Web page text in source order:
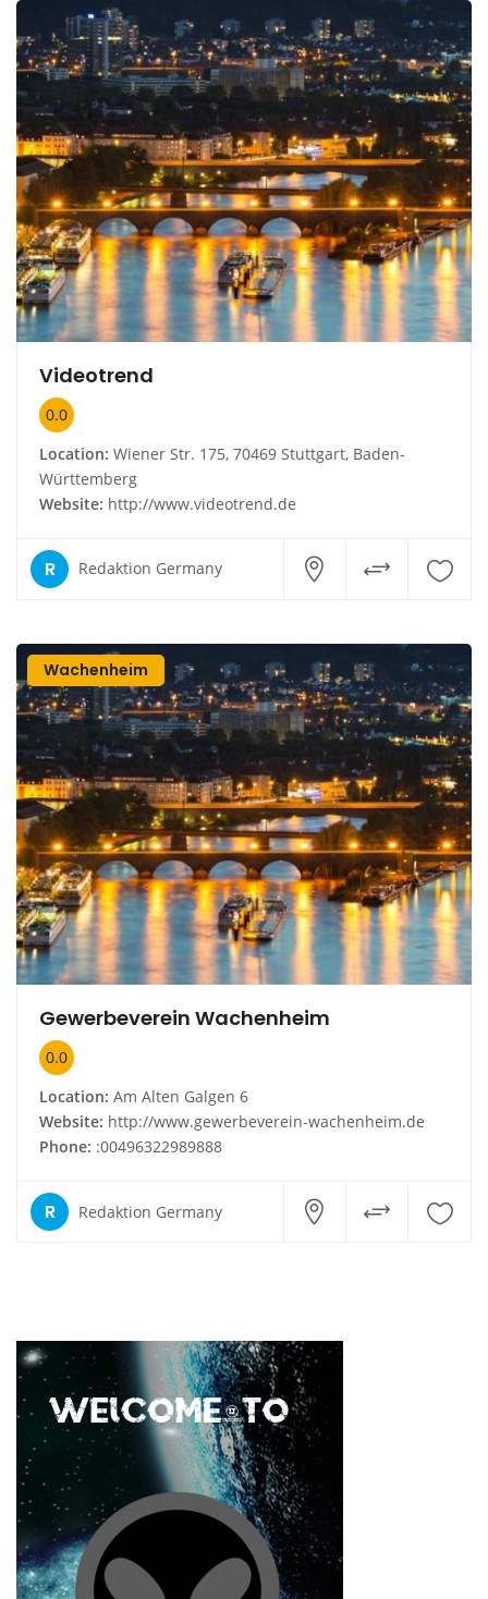
Videotrend
0.0
Location: Wiener Str. 175, 70469 Stuttgart, Baden-
Württemberg
Website: http://www.videotrend.de
R Redaktion Germany
Wachenheim
Gewerbeverein Wachenheim
0.0
Location: Am Alten Galgen 6
Website: http://www.gewerbeverein-wachenheim.de
Phone: :00496322989888
R Redaktion Germany